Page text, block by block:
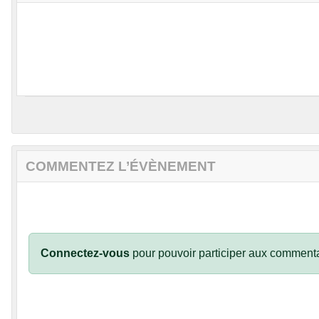
COMMENTEZ L’ÉVÈNEMENT
Connectez-vous pour pouvoir participer aux